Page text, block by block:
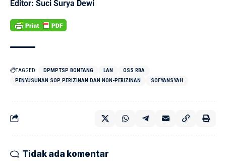
Editor: Suci Surya Dewi
TAGGED: DPMPTSP BONTANG LAN
OSS RBA
PENYUSUNAN SOP PERIZINAN DAN NON-PERIZINAN
SOFYANSYAH
Tidak ada komentar